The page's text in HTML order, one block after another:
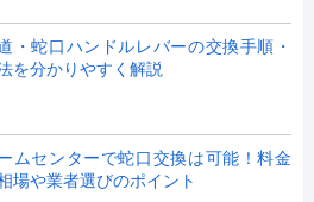
・蛇口ハンドルレバーの交換手順・
を分かりやすく解説
ムセンターで蛇口交換は可能！料金
場や業者選びのポイント